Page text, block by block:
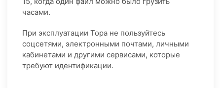
часами.
При эксплуатации Тора не пользуйтесь
соцсетями, электронными почтами, личными
кабинетами и другими сервисами, которые
требуют идентификации.